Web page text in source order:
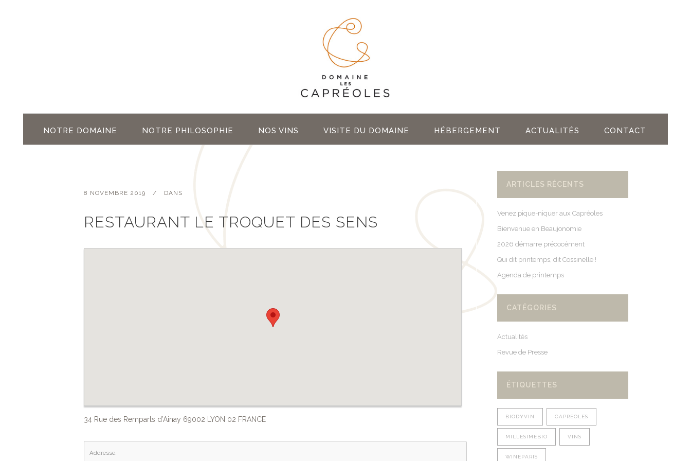
NOTRE DOMAINE NOTRE PHILOSOPHIE NOS VINS VISITE DU DOMAINE HÉBERGEMENT ACTUALITÉS CONTACT
8 NOVEMBRE 2019 DANS
RESTAURANT LE TROQUET DES SENS
34 Rue des Remparts d’Ainay 69002 LYON 02 FRANCE
Addresse:
ARTICLES RÉCENTS
Venez pique-niquer aux Capréoles
Bienvenue en Beaujonomie
2026 démarre précocément
Qui dit printemps, dit Cossinelle !
Agenda de printemps
CATÉGORIES
Actualités
Revue de Presse
ÉTIQUETTES
BIODYVIN CAPREOLES
MILLESIMEBIO VINS
WINEPARIS